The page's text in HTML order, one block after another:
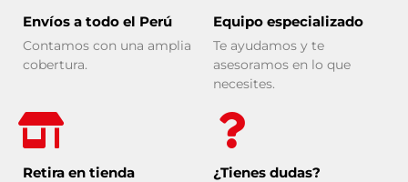
Envíos a todo el Perú
Contamos con una amplia
cobertura.
Equipo especializado
Te ayudamos y te
asesoramos en lo que
necesites.
Retira en tienda ¿Tienes dudas?